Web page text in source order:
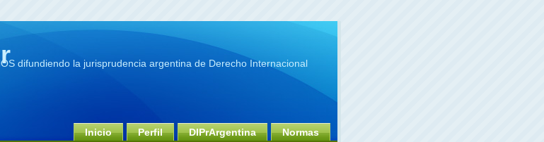
difundiendo la jurisprudencia argentina de Derecho Internacional
Inicio Perfil DIPrArgentina Normas